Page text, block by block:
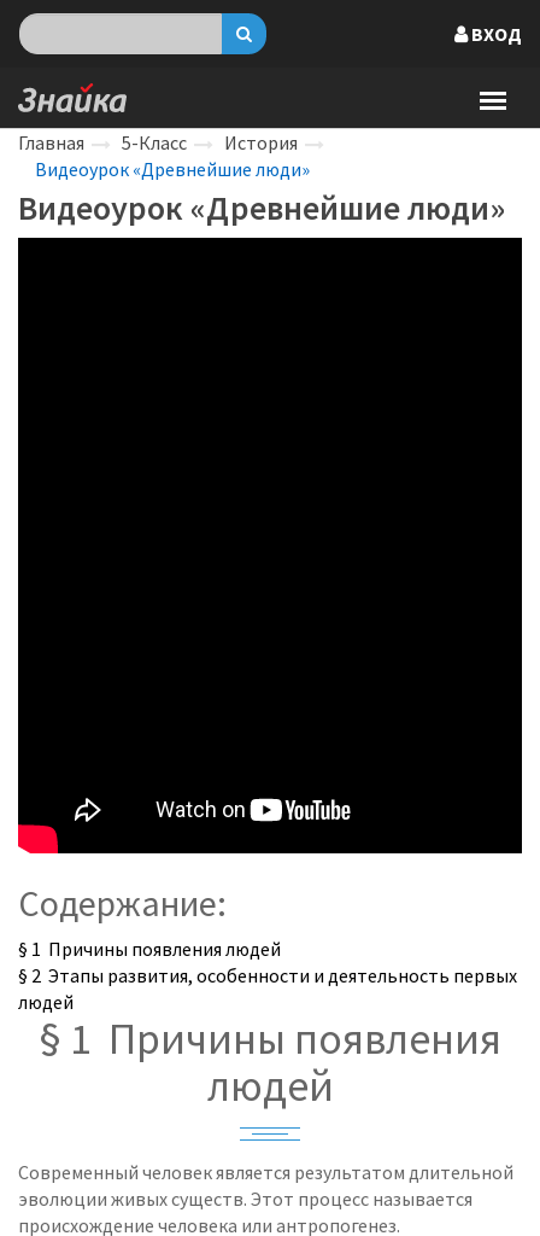
ВХОД
Главная 5-Класс
История
Видеоурок «Древнейшие люди»
Видеоурок «Древнейшие люди»
Содержание:
§ 1 Причины появления людей
§ 2 Этапы развития, особенности и деятельность первых
людей
§ 1 Причины появления
людей
Современный человек является результатом длительной
эволюции живых существ. Этот процесс называется
происхождение человека или антропогенез.